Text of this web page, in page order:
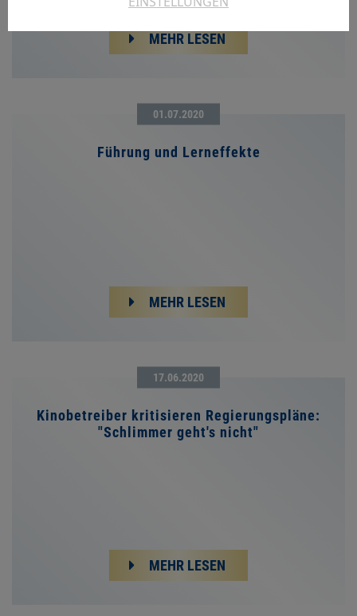
MEHR LESEN
01.07.2020
Führung und Lerneffekte
MEHR LESEN
17.06.2020
Kinobetreiber kritisieren Regierungspläne:
"Schlimmer geht's nicht"
MEHR LESEN